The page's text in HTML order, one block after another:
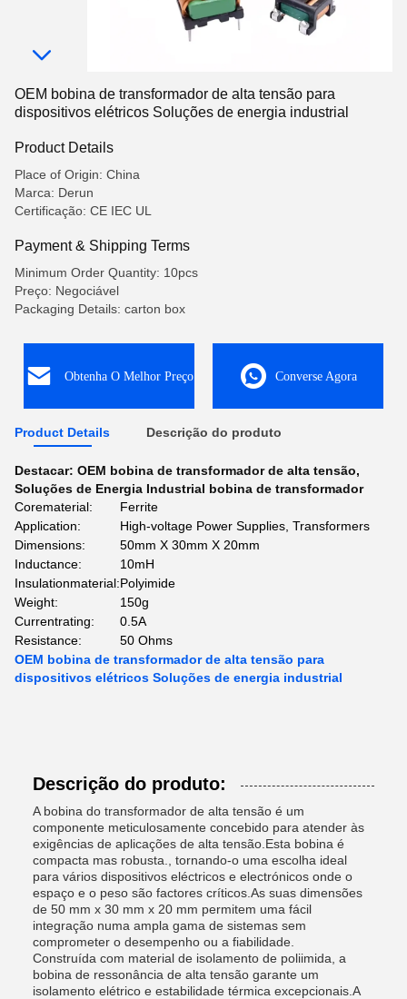
OEM bobina de transformador de alta tensão para
dispositivos elétricos Soluções de energia industrial
Product Details
Place of Origin: China
Marca: Derun
Certificação: CE IEC UL
Payment & Shipping Terms
Minimum Order Quantity: 10pcs
Preço: Negociável
Packaging Details: carton box
Obtenha O Melhor Preço Converse Agora
Product Details Descrição do produto
Destacar: OEM bobina de transformador de alta tensão,
Soluções de Energia Industrial bobina de transformador
Corematerial:
Ferrite
Application:
High-voltage Power Supplies, Transformers
Dimensions:
50mm X 30mm X 20mm
Inductance:
10mH
Insulationmaterial:Polyimide
Weight:
150g
Currentrating:
0.5A
Resistance:
50 Ohms
OEM bobina de transformador de alta tensão para
dispositivos elétricos Soluções de energia industrial
Descrição do produto:
A bobina do transformador de alta tensão é um
componente meticulosamente concebido para atender às
exigências de aplicações de alta tensão.Esta bobina é
compacta mas robusta., tornando-o uma escolha ideal
para vários dispositivos eléctricos e electrónicos onde o
espaço e o peso são factores críticos.As suas dimensões
de 50 mm x 30 mm x 20 mm permitem uma fácil
integração numa ampla gama de sistemas sem
comprometer o desempenho ou a fiabilidade.
Construída com material de isolamento de poliimida, a
bobina de ressonância de alta tensão garante um
isolamento elétrico e estabilidade térmica excepcionais.A